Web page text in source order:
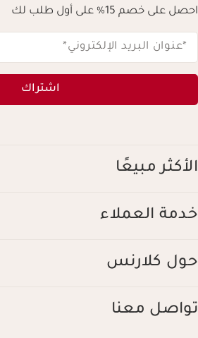
احصل على خصم 15% على أول طلب لك
*عنوان البريد الإلكتروني *
اشتراك
الأكثر مبيعًا
خدمة العملاء
حول كلارنس
تواصل معنا